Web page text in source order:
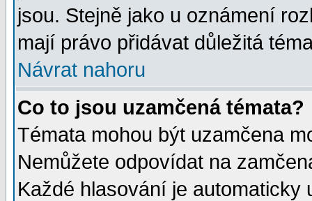
jsou. Stejně jako u oznámení
mají právo přidávat důležitá
Návrat nahoru
Co to jsou uzamčená témata?
Témata mohou být uzamčena
Nemůžete odpovídat na
Každé hlasování je automaticky